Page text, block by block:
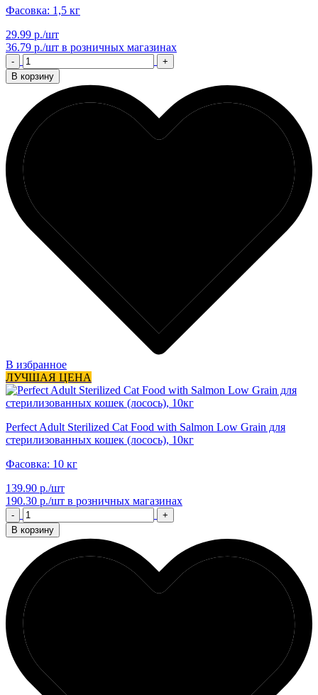
Фасовка: 1,5 кг
29.99 р./шт
36.79 р./шт в розничных магазинах
-
+
В корзину
В избранное
ЛУЧШАЯ ЦЕНА
Perfect Adult Sterilized Cat Food with Salmon Low Grain для
стерилизованных кошек (лосось), 10кг
Фасовка: 10 кг
139.90 р./шт
190.30 р./шт в розничных магазинах
-
+
В корзину